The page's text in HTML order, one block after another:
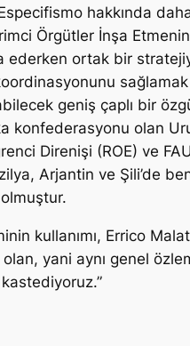
hakkında
Örgütler İnşa
ortak bir
geniş çaplı bir
konfederasyonu olan
Direnişi (ROE) ve
Arjantin ve Şili’de
kullanımı, Errico
yani aynı genel